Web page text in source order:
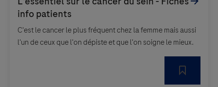
C'est le cancer le plus fréquent chez la femme mais aussi
l'un de ceux que l'on dépiste et que l'on soigne le mieux.